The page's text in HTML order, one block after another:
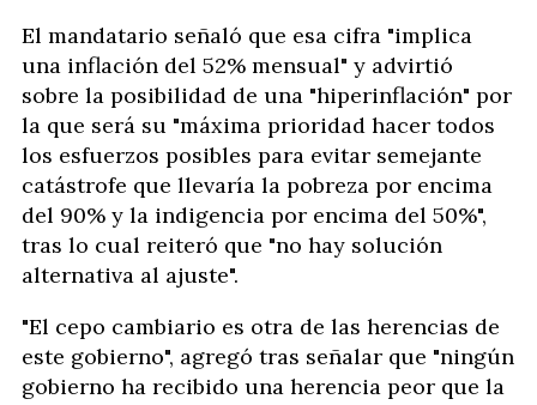
El mandatario señaló que esa cifra "implica
una inflación del 52% mensual" y advirtió
sobre la posibilidad de una "hiperinflación" por
la que será su "máxima prioridad hacer todos
los esfuerzos posibles para evitar semejante
catástrofe que llevaría la pobreza por encima
del 90% y la indigencia por encima del 50%",
tras lo cual reiteró que "no hay solución
alternativa al ajuste".
"El cepo cambiario es otra de las herencias de
este gobierno", agregó tras señalar que "ningún
gobierno ha recibido una herencia peor que la